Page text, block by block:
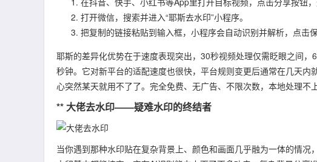
打开微信，搜索并进入“耶斯去水印”小程序。
把复制的链接粘贴到输入框，小程序会自动识别并解析，点击
耶斯的差异化优势在于速度表现突出，30秒视频处理仅需眨眼之间
秒钟。它对新平台的适配速度也很快，平台规则变更后通常在几天
心突然某天就用不了了。完全免费、无广告、不限次数，本地处理不
** 大佬去水印——疑难水印的终结者
当你遇到那种水印贴在复杂背景上、颜色和画面几乎融为一体的情